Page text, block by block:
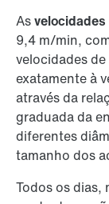
As
9,4 m/min,
velocidades
exatamente à
através da
graduada da
diferentes
tamanho dos
Todos os dias,